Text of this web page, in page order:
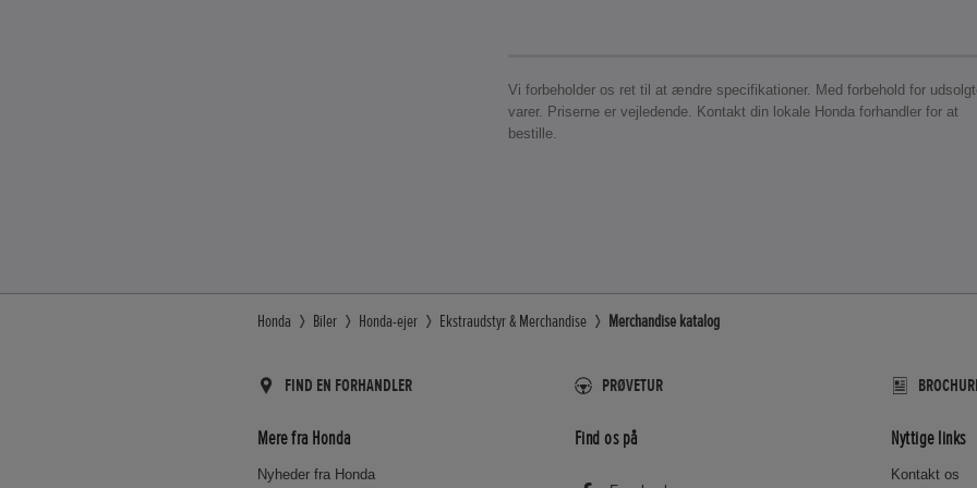
Vi forbeholder os ret til at ændre specifikationer. Med forbehold for
varer. Priserne er vejledende. Kontakt din lokale Honda forhandler for at
bestille.
Honda Biler Honda-ejer Ekstraudstyr & Merchandise Merchandise katalog
FIND EN FORHANDLER PRØVETUR
Mere fra Honda
Nyheder fra Honda
Find os på Nyttige links
Kontakt os